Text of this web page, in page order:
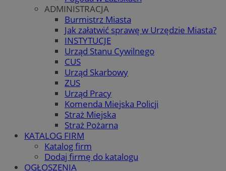
ADMINISTRACJA
Burmistrz Miasta
Jak załatwić sprawę w Urzędzie Miasta?
INSTYTUCJE
Urząd Stanu Cywilnego
CUS
Urząd Skarbowy
ZUS
Urząd Pracy
Komenda Miejska Policji
Straż Miejska
Straż Pożarna
KATALOG FIRM
Katalog firm
Dodaj firmę do katalogu
OGŁOSZENIA